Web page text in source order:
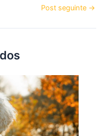
Post seguinte →